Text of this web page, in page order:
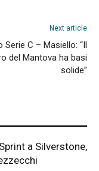
Next article
Serie C – Masiello: “Il
del Mantova ha basi
solide”
a Silverstone,